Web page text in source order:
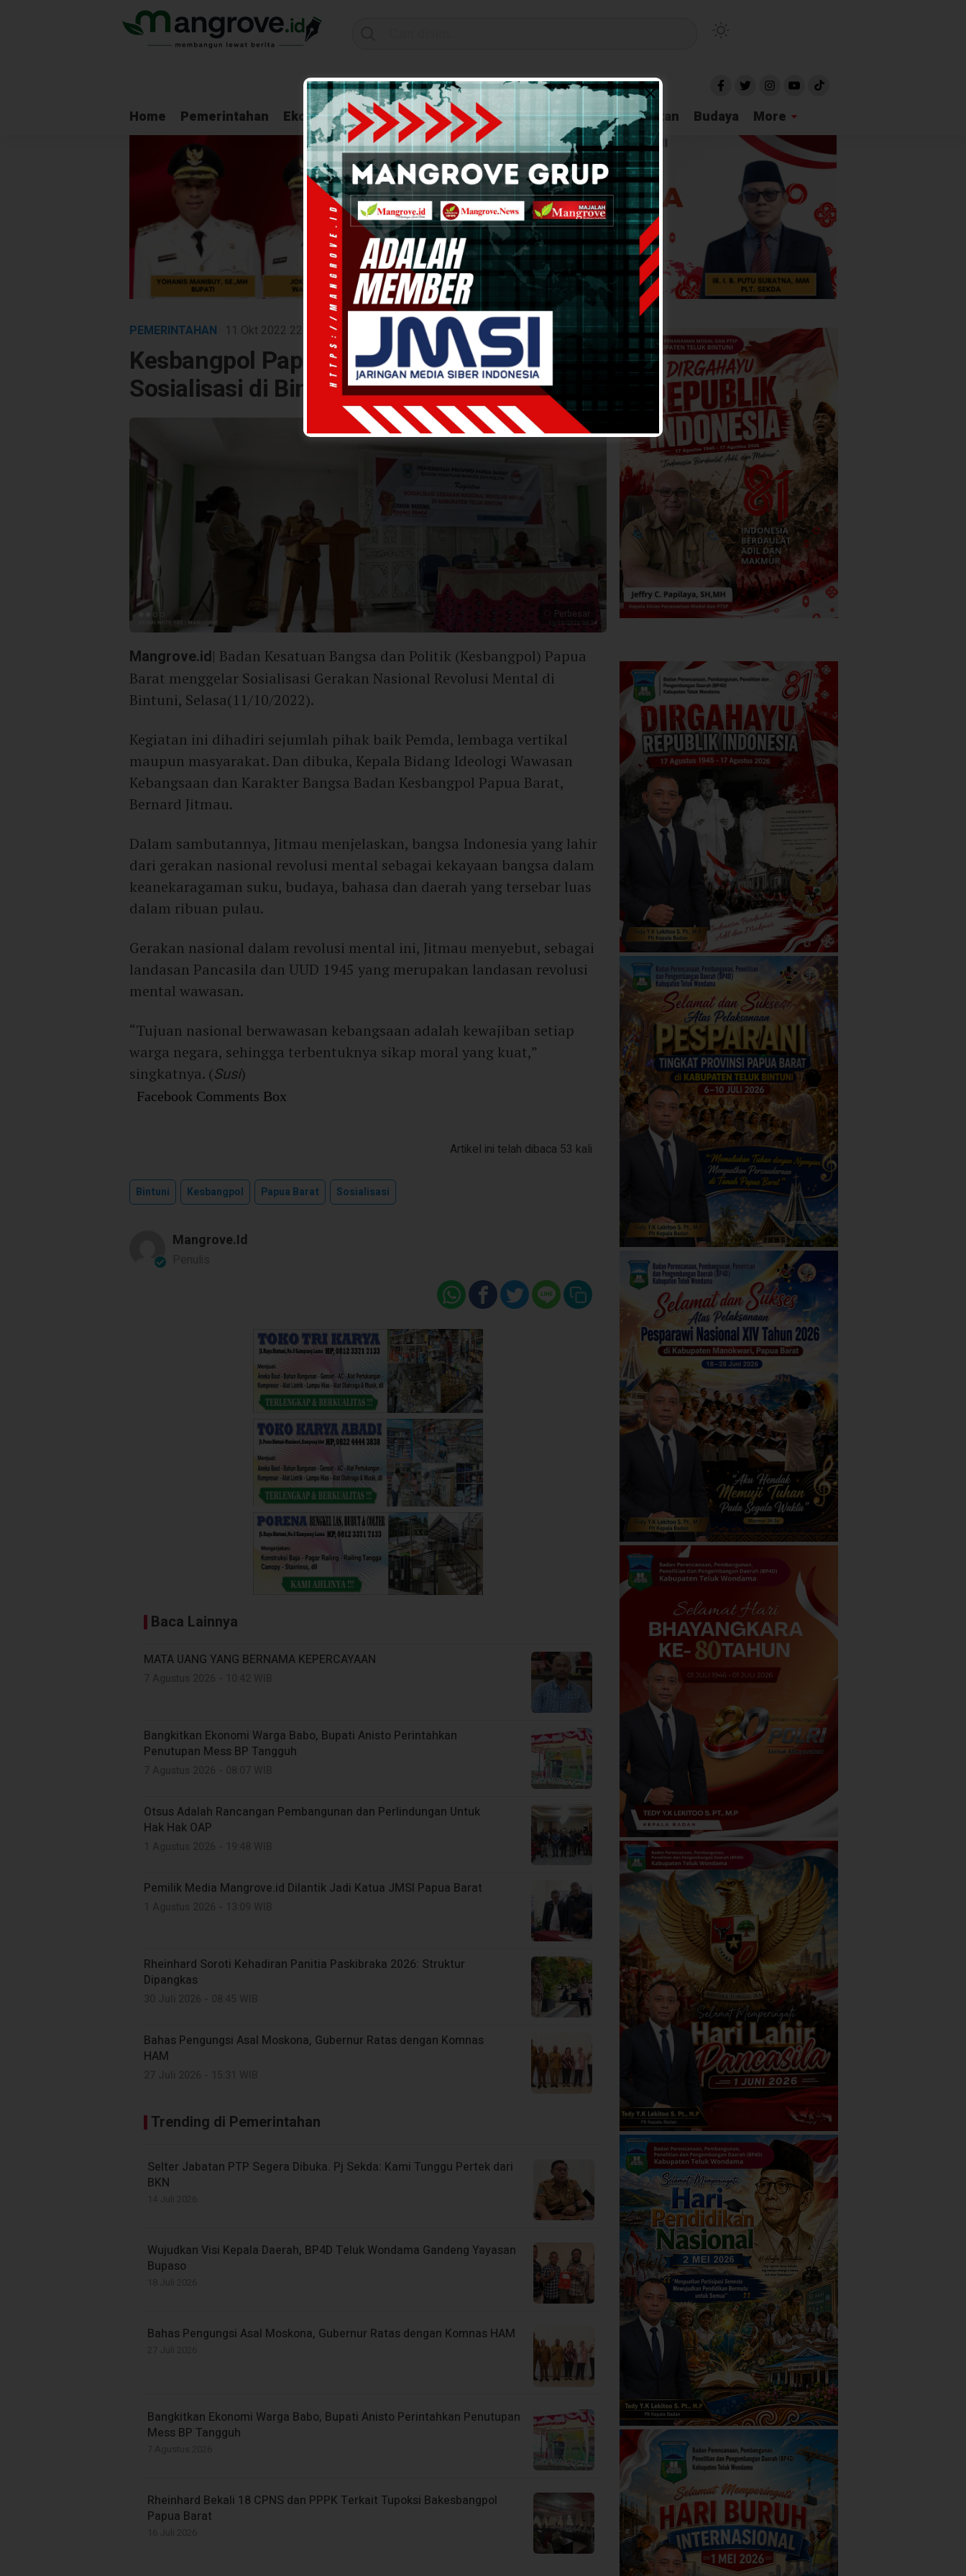
Home Pemerintahan Ekonomi & Bisnis Info Tanah Papua Kesehatan Pendidikan Budaya More
Support by
PEMERINTAHAN · 11 Okt 2022 22:00 WIB kurang dari 1 menit
Kesbangpol Papua Barat Gelar Kegiatan
Sosialisasi di Bintuni
Perbesar
Mangrove.id| Badan Kesatuan Bangsa dan Politik (Kesbangpol) Papua
Barat menggelar Sosialisasi Gerakan Nasional Revolusi Mental di
Bintuni, Selasa(11/10/2022).
Kegiatan ini dihadiri sejumlah pihak baik Pemda, lembaga vertikal
maupun masyarakat. Dan dibuka, Kepala Bidang Ideologi Wawasan
Kebangsaan dan Karakter Bangsa Badan Kesbangpol Papua Barat,
Bernard Jitmau.
Dalam sambutannya, Jitmau menjelaskan, bangsa Indonesia yang lahir
dari gerakan nasional revolusi mental sebagai kekayaan bangsa dalam
keanekaragaman suku, budaya, bahasa dan daerah yang tersebar luas
dalam ribuan pulau.
Gerakan nasional dalam revolusi mental ini, Jitmau menyebut, sebagai
landasan Pancasila dan UUD 1945 yang merupakan landasan revolusi
mental wawasan.
“Tujuan nasional berwawasan kebangsaan adalah kewajiban setiap
warga negara, sehingga terbentuknya sikap moral yang kuat,”
singkatnya. (Susi)
Facebook Comments Box
Artikel ini telah dibaca 53 kali
Bintuni Kesbangpol Papua Barat Sosialisasi
Mangrove.id
Baca Lainnya
MATA UANG YANG BERNAMA KEPERCAYAAN
Bangkitkan Ekonomi Warga Babo, Bupati Anisto Perintahkan
Penutupan Mess BP Tangguh
Otsus Adalah Rancangan Pembangunan dan Perlindungan Untuk
Hak Hak OAP
Pemilik Media Mangrove.id Dilantik Jadi Katua JMSI Papua Barat
Rheinhard Soroti Kehadiran Panitia Paskibraka 2026: Struktur
Dipangkas
Bahas Pengungsi Asal Moskona, Gubernur Ratas dengan Komnas
HAM
Trending di Pemerintahan
Selter Jabatan PTP Segera Dibuka. Pj Sekda: Kami Tunggu Pertek dari
BKN
Wujudkan Visi Kepala Daerah, BP4D Teluk Wondama Gandeng Yayasan
Bupaso
Bahas Pengungsi Asal Moskona, Gubernur Ratas dengan Komnas HAM
Bangkitkan Ekonomi Warga Babo, Bupati Anisto Perintahkan Penutupan
Mess BP Tangguh
Rheinhard Bekali 18 CPNS dan PPPK Terkait Tupoksi Bakesbangpol
Papua Barat